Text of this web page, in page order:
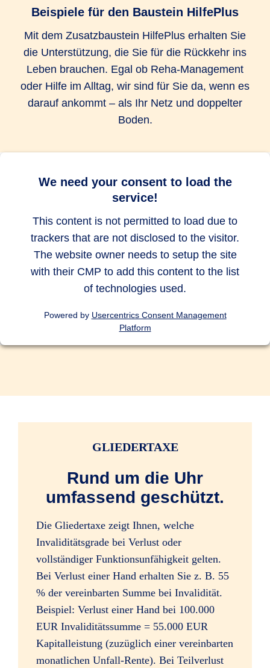
Kosten für kosmetische Operationen
bis zu 25.000
EUR
bis zu 25.000
EUR
bis zu 25.000
EUR
Umbaukosten
bis zu 500
Auslandsreise Assistance
und/oder Ehe-/Lebenspartner
Infektionen durch Zeckenstiche
alle Impfschäden
Bewusstseinsstörungen durch
Alkoholeinfluss (beim Lenken von Kfz
bis 1,5 Promille)
Beispiele für den Baustein HilfePlus
Mit dem Zusatzbaustein HilfePlus erhalten Sie
die Unterstützung, die Sie für die Rückkehr ins
Leben brauchen. Egal ob Reha-Management
oder Hilfe im Alltag, wir sind für Sie da, wenn es
darauf ankommt – als Ihr Netz und doppelter
Boden.
We need your consent to load the
service!
This content is not permitted to load due to
trackers that are not disclosed to the visitor.
The website owner needs to setup the site
with their CMP to add this content to the list
of technologies used.
Powered by Usercentrics Consent Management
Platform
GLIEDERTAXE
Rund um die Uhr
umfassend geschützt.
Die Gliedertaxe zeigt Ihnen, welche
Invaliditätsgrade bei Verlust oder
vollständiger Funktionsunfähigkeit gelten.
Bei Verlust einer Hand erhalten Sie z. B. 55
% der vereinbarten Summe bei Invalidität.
Beispiel: Verlust einer Hand bei 100.000
EUR Invaliditätssumme = 55.000 EUR
Kapitalleistung (zuzüglich einer vereinbarten
monatlichen Unfall-Rente). Bei Teilverlust